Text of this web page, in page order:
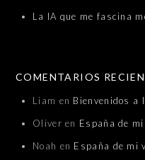
La IA que me fascina
COMENTARIOS
Liam en Bienvenidos a
Oliver en España de
Noah en España de mi